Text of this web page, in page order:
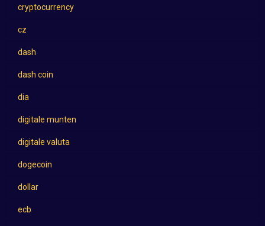
cryptocurrency
cz
dash
dash coin
dia
digitale munten
digitale valuta
dogecoin
dollar
ecb